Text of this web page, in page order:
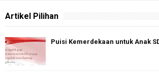
Artikel Pilihan
Puisi Kemerdekaan untuk Anak